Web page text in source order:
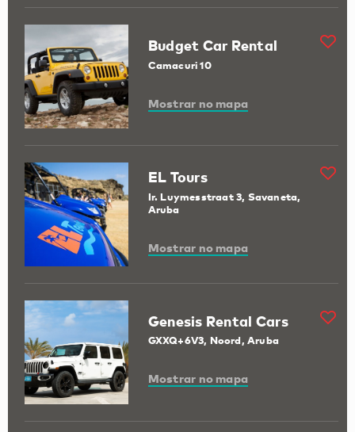
Budget Car Rental
Camacuri 10
Mostrar no mapa
EL Tours
Ir. Luymesstraat 3, Savaneta,
Aruba
Mostrar no mapa
Genesis Rental Cars
GXXQ+6V3, Noord, Aruba
Mostrar no mapa